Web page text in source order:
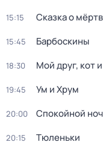
15:15 Сказка о
15:45 Барбоскины
18:30 Мой друг, кот
19:45 Ум и Хрум
20:00 Спокойной
20:15 Тюленьки